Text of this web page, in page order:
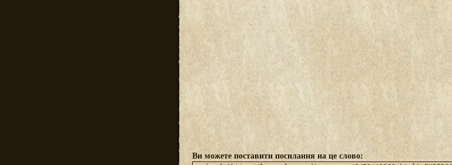
Ви можете поставити посилання на це слово: